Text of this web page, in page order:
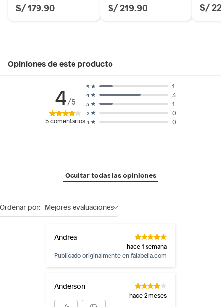
S/ 179.90 S/ 219.90 S/
Opiniones de este producto
4/5
5 comentarios 1 0
2 0
3 1
4 3
5 1
Ocultar todas las opiniones
Ordenar por: Mejores evaluaciones
Andrea
hace 1 semana
Publicado originalmente enfalabella.com
Anderson
hace 2 meses